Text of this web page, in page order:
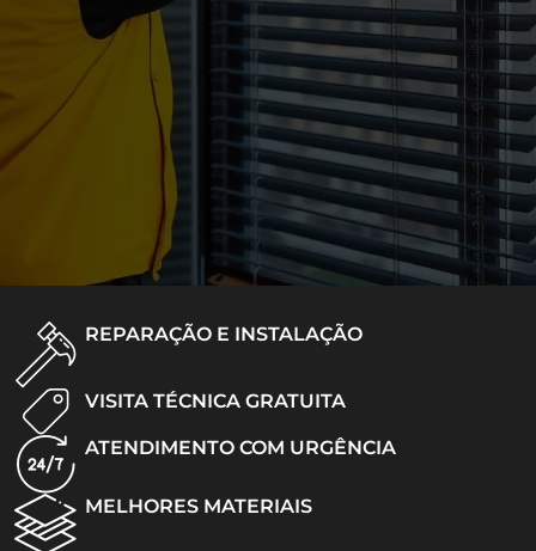
REPARAÇÃO E INSTALAÇÃO
VISITA TÉCNICA GRATUITA
ATENDIMENTO COM URGÊNCIA
MELHORES MATERIAIS